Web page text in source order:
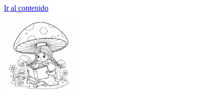
Ir al contenido